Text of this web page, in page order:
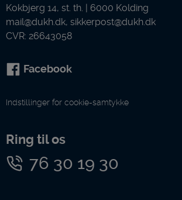
Kokbjerg 14, st. th. | 6000 Kolding
mail@dukh.dk, sikkerpost@dukh.dk
CVR: 26643058
Facebook
Indstillinger for cookie-samtykke
Ring til os
76 30 19 30